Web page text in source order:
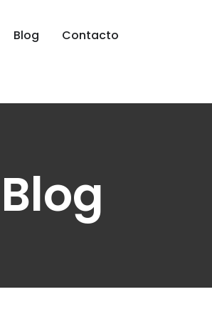
Blog Contacto
Blog